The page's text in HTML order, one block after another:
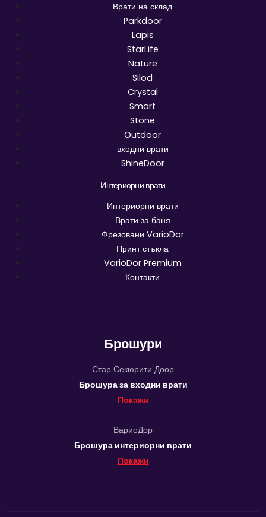
Врати на склад
Parkdoor
Lapis
StarLife
Nature
Silod
Crystal
Smart
Stone
Outdoor
входни врати
ShineDoor
Интериорни врати
Интериорни врати
Врати за баня
Фрезовани VarioDor
Принт стъкла
VarioDor Premium
Контакти
Брошури
Стар Секюрити Доор
Брошура за входни врати
Покажи
ВариоДор
Брошура интериорни врати
Покажи